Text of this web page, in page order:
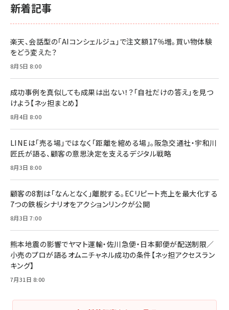
新着記事
楽天、会話型の「AIコンシェルジュ」で注文額17％増。買い物体験
をどう変えた？
8月5日 8:00
成功事例を真似しても成果は出ない！？「自社だけの答え」を見つ
けよう【ネッ担まとめ】
8月4日 8:00
LINEは「売る場」ではなく「距離を縮める場」。阪急交通社・宇和川
匠氏が語る、顧客の意思決定を支えるデジタル戦略
8月3日 8:00
顧客の8割は「なんとなく」離脱する。ECリピート売上を最大化する
7つの鉄板シナリオをアクションリンクが公開
8月3日 7:00
熊本地震の影響でヤマト運輸・佐川急便・日本郵便が配送制限／
小売のプロが語るオムニチャネル成功の条件【ネッ担アクセスラン
キング】
7月31日 8:00